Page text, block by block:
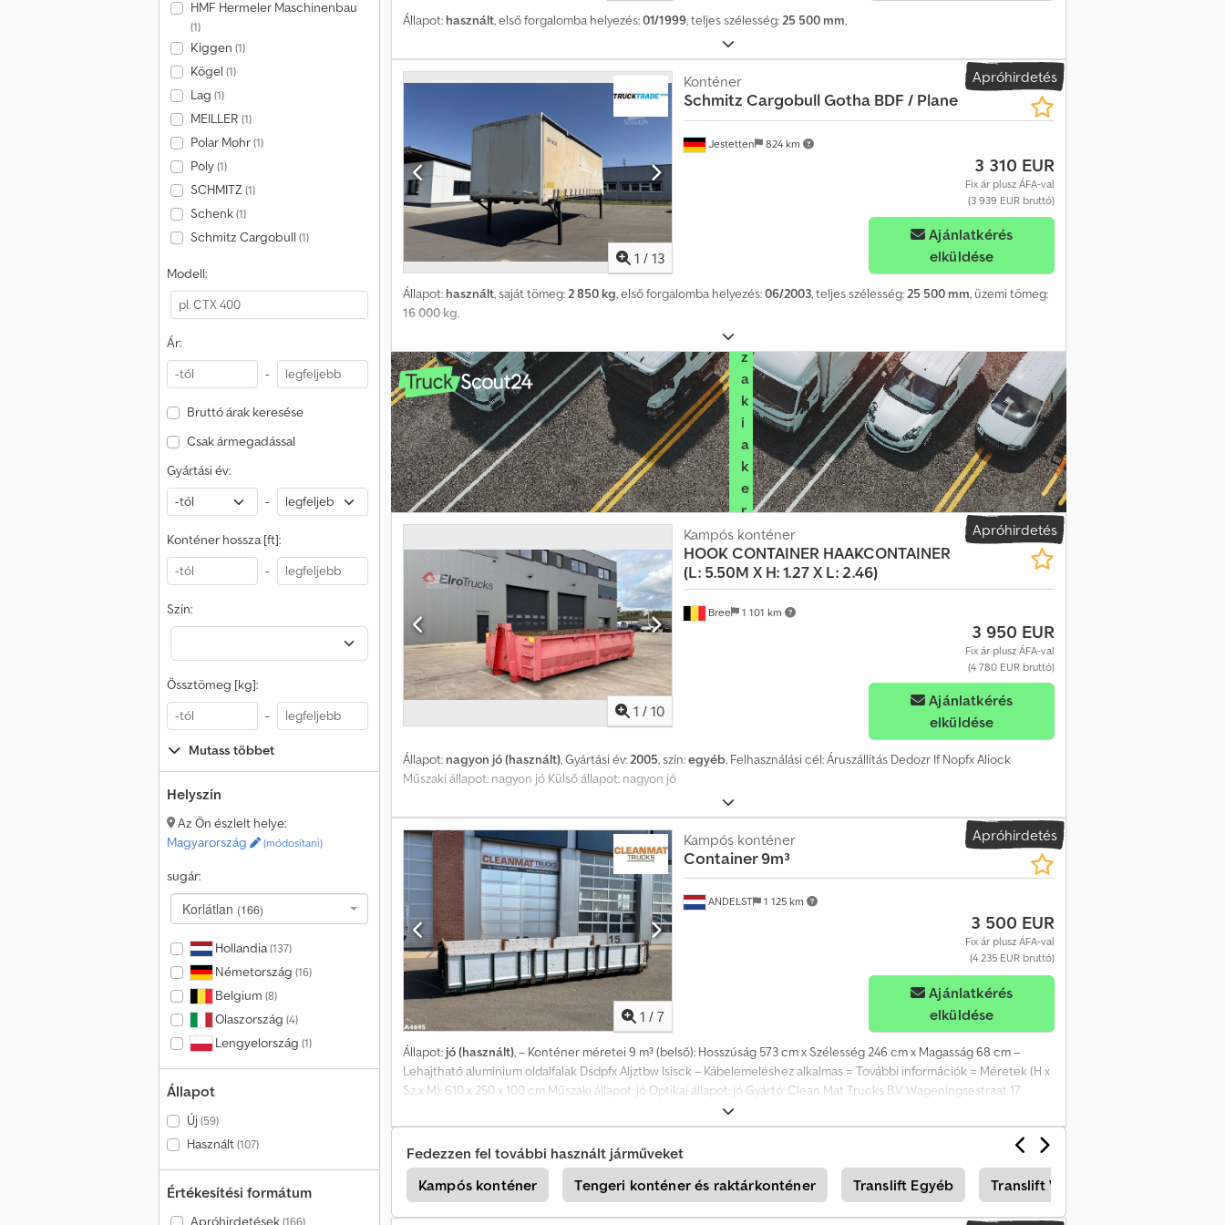
HMF Hermeler Maschinenbau
(1)
Kiggen (1)
Kögel (1)
Lag (1)
MEILLER (1)
Polar Mohr(1)
Poly(1)
SCHMITZ(1)
Schenk(1)
Schmitz Cargobull (1)
Modell:
Ár:
-
Bruttó árak keresése
Csak ármegadással
Gyártási év:
-
Konténer hossza [ft]:
-
Szín:
Össztömeg [kg]:
-
Mutass többet
Helyszín
Az Ön észlelt helye:
Magyarország
(módosítani)
sugár:
Korlátlan (166)
Hollandia(137)
Németország (16)
Belgium (8)
Olaszország (4)
Lengyelország (1)
Állapot
Új(59)
Használt(107)
Értékesítési formátum
Apróhirdetések(166)
gyártás éve: 2018 Bruttó tömeg: 4.435 kg Hasznos teher: 9.565 kg TELJES ÖSSZTÖMEG: 14.000 kg Méretek (LxSxH): 820
Állapot: használt, első forgalomba helyezés:01/1999, teljes szélesség:25 500 mm,
Apróhirdetés
1 / 13
Jestetten 824 km
Konténer
Schmitz CargobullGotha BDF / Plane
3 310 EUR
Fix ár plusz ÁFA-val
(3 939 EUR bruttó)
Ajánlatkérés
elküldése
Állapot: használt, saját tömeg:2 850 kg, első forgalomba helyezés:06/2003, teljes szélesség:25 500 mm, üzemi tömeg:
16 000 kg,
r
e
l
ő
d
ő
a
z
a
k
i
a
k
e
r
e
s
k
d
o
t
H
o
t
r
e
y
é
n
Apróhirdetés
1 / 10
Bree 1 101 km
Kampós konténer
HOOK CONTAINER HAAKCONTAINER
(L: 5.50M X H: 1.27 X L: 2.46)
3 950 EUR
Fix ár plusz ÁFA-val
(4 780 EUR bruttó)
Ajánlatkérés
elküldése
Állapot: nagyon jó (használt), Gyártási év:2005, szín:egyéb, Felhasználási cél: Áruszállítás Dedozr If Nopfx Aliock
Műszaki állapot: nagyon jó Külső állapot: nagyon jó
Apróhirdetés
1 / 7
ANDELST 1 125 km
Kampós konténer
Container 9m³
3 500 EUR
Fix ár plusz ÁFA-val
(4 235 EUR bruttó)
Ajánlatkérés
elküldése
Állapot: jó (használt), – Konténer méretei 9 m³ (belső): Hosszúság 573 cm x Szélesség 246 cm x Magasság 68 cm –
Lehajtható alumínium oldalfalak Dsdpfx Aljztbw Isisck – Kábelemeléshez alkalmas = További információk = Méretek (H x
Sz x M): 610 x 250 x 100 cm Műszaki állapot: jó Optikai állapot: jó Gyártó: Clean Mat Trucks B.V. Wageningsestraat 17
Fedezzen fel további használt járműveket
Kampós konténer
Tengeri konténer és raktárkonténer Translift Egyéb Translift Villástargoncák
Hmf Teherautó Hmf Alkatrészek